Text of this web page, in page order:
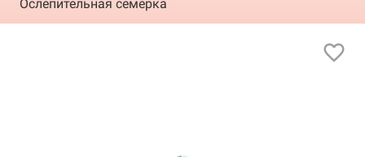
Ослепительная семёрка